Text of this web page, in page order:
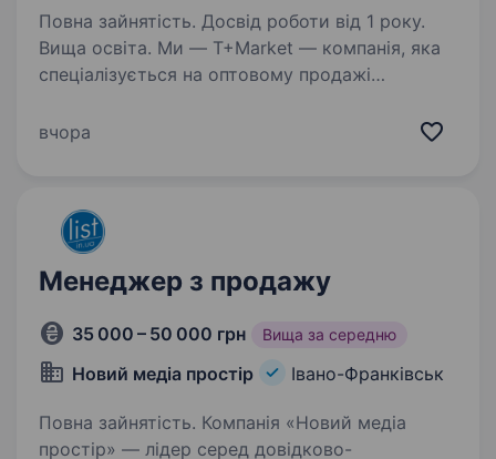
Повна зайнятість. Досвід роботи від 1 року.
Вища освіта. Ми — Т+Market — компанія, яка
спеціалізується на оптовому продажі
та планшетів. Наша історія розпочалась
вчора
Менеджер з продажу
35 000 – 50 000 грн Вища за середню
Новий медіа простір Івано-Франківськ
Повна зайнятість. Компанія «Новий медіа
простір» — лідер серед довідково-